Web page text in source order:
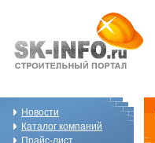
Новости
Каталог компаний
Прайс-лист